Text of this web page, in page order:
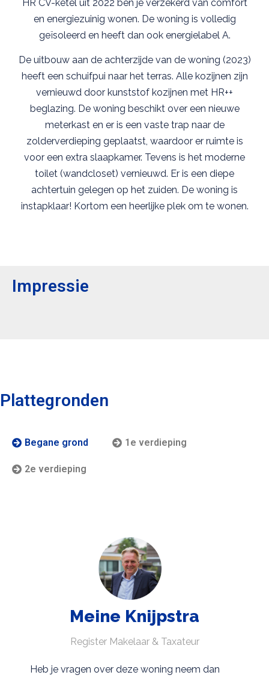
HR CV-ketel uit 2022 ben je verzekerd van comfort
en energiezuinig wonen. De woning is volledig
geïsoleerd en heeft dan ook energielabel A.
De uitbouw aan de achterzijde van de woning (2023)
heeft een schuifpui naar het terras. Alle kozijnen zijn
vernieuwd door kunststof kozijnen met HR++
beglazing. De woning beschikt over een nieuwe
meterkast en er is een vaste trap naar de
zolderverdieping geplaatst, waardoor er ruimte is
voor een extra slaapkamer. Tevens is het moderne
toilet (wandcloset) vernieuwd. Er is een diepe
achtertuin gelegen op het zuiden. De woning is
instapklaar! Kortom een heerlijke plek om te wonen.
Impressie
Plattegronden
Begane grond 1e verdieping
2e verdieping
Meine Knijpstra
Register Makelaar & Taxateur
Heb je vragen over deze woning neem dan